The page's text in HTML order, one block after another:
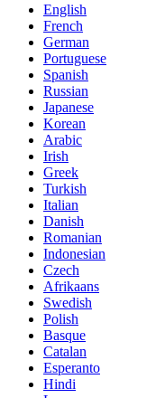
English
French
German
Portuguese
Spanish
Russian
Japanese
Korean
Arabic
Irish
Greek
Turkish
Italian
Danish
Romanian
Indonesian
Czech
Afrikaans
Swedish
Polish
Basque
Catalan
Esperanto
Hindi